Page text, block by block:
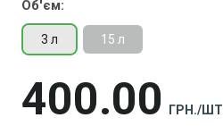
Об'єм:
3 л 15 л
400 00 ГРН./